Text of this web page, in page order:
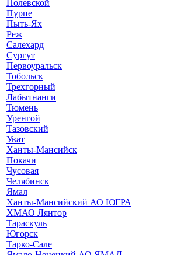
Полевской
Пурпе
Пыть-Ях
Реж
Салехард
Сургут
Первоуральск
Тобольск
Трехгорный
Лабытнанги
Тюмень
Уренгой
Тазовский
Уват
Ханты-Мансийск
Покачи
Чусовая
Челябинск
Ямал
Ханты-Мансийский АО ЮГРА
ХМАО Лянтор
Тараскуль
Югорск
Тарко-Сале